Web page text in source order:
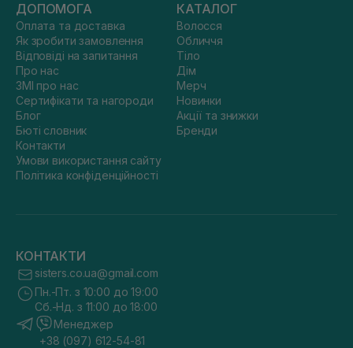
ДОПОМОГА
Оплата та доставка
Як зробити замовлення
Відповіді на запитання
Про нас
ЗМІ про нас
Сертифікати та нагороди
Блог
Бюті словник
Контакти
Умови використання сайту
Політика конфіденційності
КАТАЛОГ
Волосся
Обличчя
Тіло
Дім
Мерч
Новинки
Акції та знижки
Бренди
КОНТАКТИ
sisters.co.ua@gmail.com
Пн.-Пт. з 10:00 до 19:00
Сб.-Нд. з 11:00 до 18:00
Менеджер
+38 (097) 612-54-81